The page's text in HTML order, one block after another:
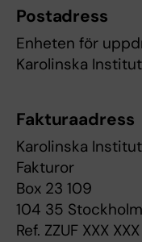
Postadress
Enheten för
Karolinska
Fakturaadress
Karolinska
Fakturor
Box 23 109
104 35 Stockholm
Ref. ZZUF XXX XXX